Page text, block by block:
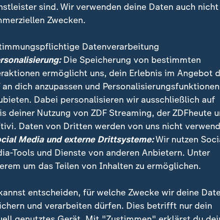
zwischen Krieg und Frieden, zwischen Deal und
in Iran immer in Alarmbereitschaft leben, so
Phoebe Gaa.
sind. Wir verwenden deine Daten auch nicht
Zwecken.
Datenverarbeitung
Die Speicherung von bestimmten
ermöglicht uns, dein Erlebnis im Angebot
an dich anzupassen und Personalisierungsfunktionen
Dabei personalisieren wir ausschließlich auf
deiner Nutzung von ZDF Streaming, der ZDFheute
Daten von Dritten werden von uns nicht
Media und externe Drittsysteme:Wir nutzen
Tools und Dienste von anderen Anbietern. Unter
um das Teilen von Inhalten zu ermöglichen.
entscheiden, für welche Zwecke wir deine
und verarbeiten dürfen. Dies betrifft nur dein